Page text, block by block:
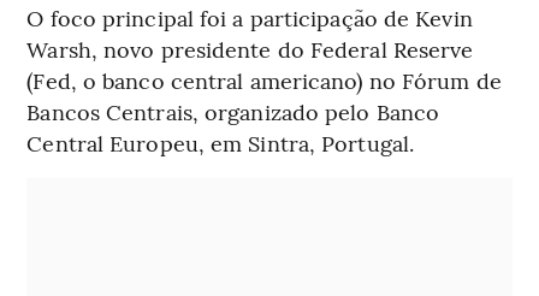
O foco principal foi a participação de Kevin
Warsh, novo presidente do Federal Reserve
(Fed, o banco central americano) no Fórum de
Bancos Centrais, organizado pelo Banco
Central Europeu, em Sintra, Portugal.